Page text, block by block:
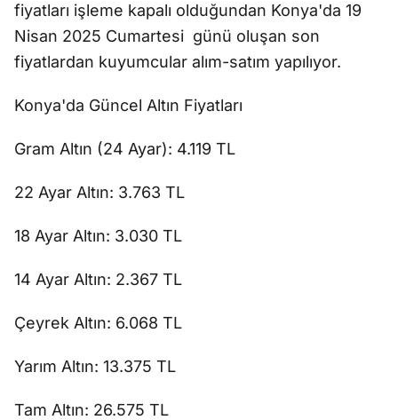
fiyatları işleme kapalı olduğundan Konya'da 19
Nisan 2025 Cumartesi günü oluşan son
fiyatlardan kuyumcular alım-satım yapılıyor.
Konya'da Güncel Altın Fiyatları
Gram Altın (24 Ayar): 4.119 TL
22 Ayar Altın: 3.763 TL
18 Ayar Altın: 3.030 TL
14 Ayar Altın: 2.367 TL
Çeyrek Altın: 6.068 TL
Yarım Altın: 13.375 TL
Tam Altın: 26.575 TL